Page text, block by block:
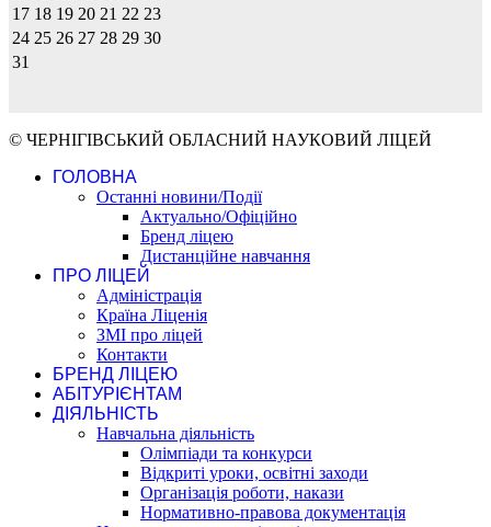
17 18 19 20 21 22 23
24 25 26 27 28 29 30
31
© ЧЕРНІГІВСЬКИЙ ОБЛАСНИЙ НАУКОВИЙ ЛІЦЕЙ
ГОЛОВНА
Останні новини/Події
Актуально/Офіційно
Бренд ліцею
Дистанційне навчання
ПРО ЛІЦЕЙ
Адміністрація
Країна Ліценія
ЗМІ про ліцей
Контакти
БРЕНД ЛІЦЕЮ
АБІТУРІЄНТАМ
ДІЯЛЬНІСТЬ
Навчальна діяльність
Олімпіади та конкурси
Відкриті уроки, освітні заходи
Організація роботи, накази
Нормативно-правова документація